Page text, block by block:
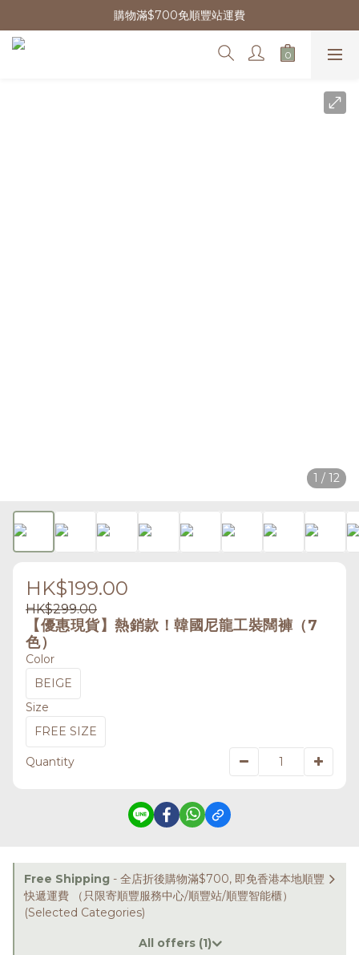
購物滿$700免順豐站運費
1 / 12
HK$199.00
HK$299.00
【優惠現貨】熱銷款！韓國尼龍工裝闊褲（7
色）
Color
BEIGE
Size
FREE SIZE
Quantity
Free Shipping - 全店折後購物滿$700, 即免香港本地順豐
快遞運費 （只限寄順豐服務中心/順豐站/順豐智能櫃）
(Selected Categories)
All offers (1)